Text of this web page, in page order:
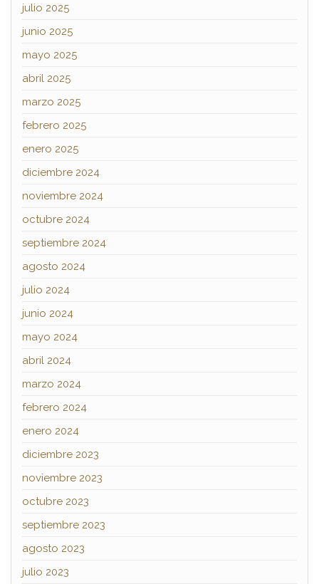
julio 2025
junio 2025
mayo 2025
abril 2025
marzo 2025
febrero 2025
enero 2025
diciembre 2024
noviembre 2024
octubre 2024
septiembre 2024
agosto 2024
julio 2024
junio 2024
mayo 2024
abril 2024
marzo 2024
febrero 2024
enero 2024
diciembre 2023
noviembre 2023
octubre 2023
septiembre 2023
agosto 2023
julio 2023